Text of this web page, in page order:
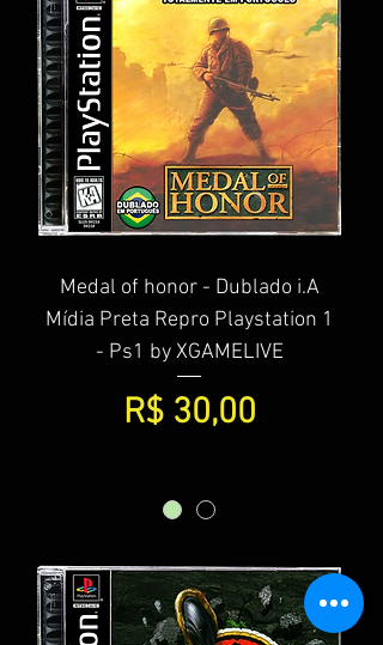
Medal of honor - Dublado i.A
Mídia Preta Repro Playstation 1
- Ps1 by XGAMELIVE
Preço
R$ 30,00